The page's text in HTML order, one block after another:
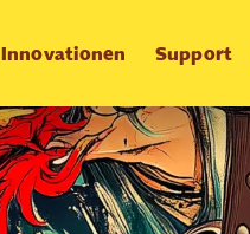
Innovationen Support